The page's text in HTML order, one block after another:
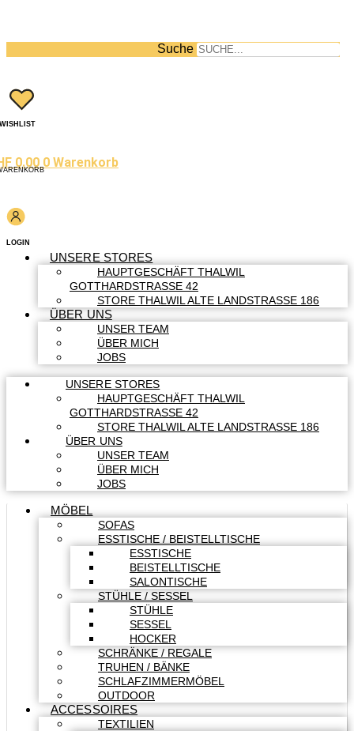
Suche
WISHLIST
0.00 0 Warenkorb
LOGIN
UNSERE STORES
HAUPTGESCHÄFT THALWIL
GOTTHARDSTRASSE 42
STORE THALWIL ALTE LANDSTRASSE 186
ÜBER UNS
UNSER TEAM
ÜBER MICH
JOBS
UNSERE STORES
HAUPTGESCHÄFT THALWIL
GOTTHARDSTRASSE 42
STORE THALWIL ALTE LANDSTRASSE 186
ÜBER UNS
UNSER TEAM
ÜBER MICH
JOBS
MÖBEL
SOFAS
ESSTISCHE / BEISTELLTISCHE
ESSTISCHE
BEISTELLTISCHE
SALONTISCHE
STÜHLE / SESSEL
STÜHLE
SESSEL
HOCKER
SCHRÄNKE / REGALE
TRUHEN / BÄNKE
SCHLAFZIMMERMÖBEL
OUTDOOR
ACCESSOIRES
TEXTILIEN